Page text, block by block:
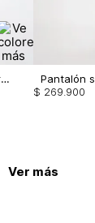
Pantalón tipo chino con correa
$ 269 900
Ver más